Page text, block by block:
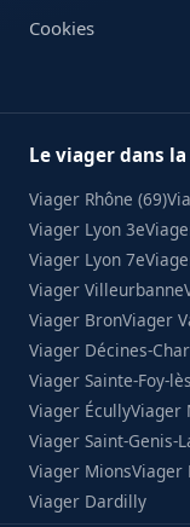
Cookies
Le viager dans
Viager Rhône (69)
Viager Lyon 3e
Viager Lyon 7e
Viager Villeurbanne
Viager BronViager
Viager Décines-
Viager Sainte-Foy-
Viager ÉcullyViager
Viager Saint-Genis-
Viager MionsViager
Viager Dardilly